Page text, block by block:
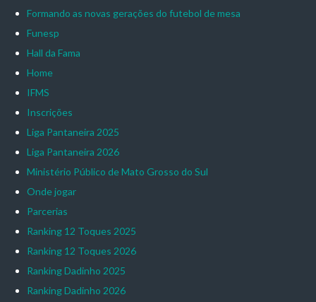
Formando as novas gerações do futebol de mesa
Funesp
Hall da Fama
Home
IFMS
Inscrições
Liga Pantaneira 2025
Liga Pantaneira 2026
Ministério Público de Mato Grosso do Sul
Onde jogar
Parcerias
Ranking 12 Toques 2025
Ranking 12 Toques 2026
Ranking Dadinho 2025
Ranking Dadinho 2026